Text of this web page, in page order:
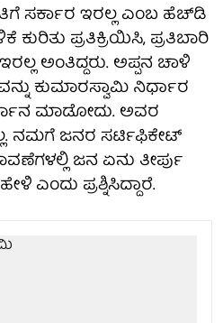
ಸರ್ಕಾರ ಇರಲ್ಲ ಎಂಬ ಹೆಚ್‌ಡಿ
ಕುರಿತು ಪ್ರತಿಕ್ರಿಯಿಸಿ, ಪ್ರತಿಬಾರಿ
ಅಂತಿದ್ದರು. ಅಪ್ಪನ ಚಾಳಿ
ಕುಮಾರಸ್ವಾಮಿ ನಿರ್ಧಾರ
ಮಾಡೋದು. ಅವರ
ನಮಗೆ ಜನರ ಸರ್ಟಿಫಿಕೇಟ್‌
ಜನ ಏನು ತೀರ್ಪು
ಎಂದು ಪ್ರಶ್ನಿಸಿದ್ದಾರೆ.